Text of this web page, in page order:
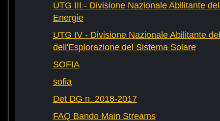
UTG III - Divisione Nazionale Abilitante
Energie
UTG IV - Divisione Nazionale Abilitante
dell'Esplorazione del Sistema Solare
SOFIA
sofia
Det DG n. 2018-2017
FAQ Bando Main Streams